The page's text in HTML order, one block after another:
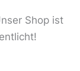
Shop ist